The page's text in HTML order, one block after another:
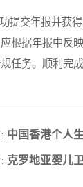
交年报并获得
应根据年报中反
任务。顺利完
中国香港个人
克罗地亚婴儿